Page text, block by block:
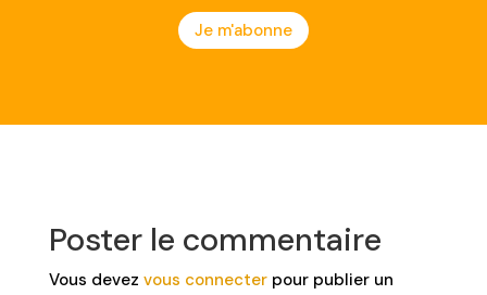
Je m'abonne
Poster le commentaire
Vous devez vous connecterpour publier un